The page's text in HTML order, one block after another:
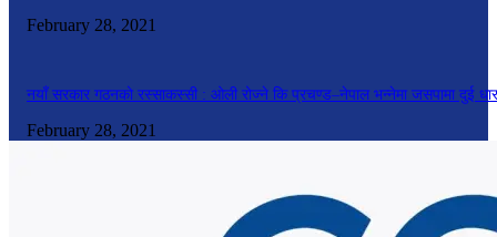
February 28, 2021
नयाँ सरकार गठनको रस्साकस्सी : ओली रोज्ने कि प्रचण्ड–नेपाल भन्नेमा जसपामा दुई धार
February 28, 2021